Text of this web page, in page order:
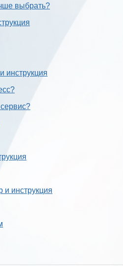
выбрать?
инструкция
и инструкция